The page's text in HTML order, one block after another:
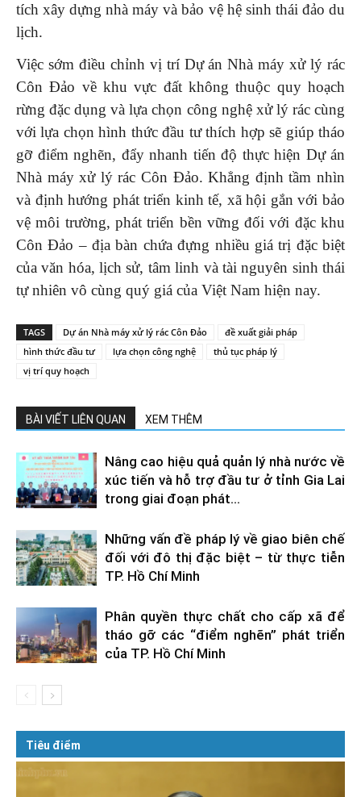
tích xây dựng nhà máy và bảo vệ hệ sinh thái đảo du
lịch.
Việc sớm điều chỉnh vị trí Dự án Nhà máy xử lý rác
Côn Đảo về khu vực đất không thuộc quy hoạch
rừng đặc dụng và lựa chọn công nghệ xử lý rác cùng
với lựa chọn hình thức đầu tư thích hợp sẽ giúp tháo
gỡ điểm nghẽn, đẩy nhanh tiến độ thực hiện Dự án
Nhà máy xử lý rác Côn Đảo. Khẳng định tầm nhìn
và định hướng phát triển kinh tế, xã hội gắn với bảo
vệ môi trường, phát triển bền vững đối với đặc khu
Côn Đảo – địa bàn chứa đựng nhiều giá trị đặc biệt
của văn hóa, lịch sử, tâm linh và tài nguyên sinh thái
tự nhiên vô cùng quý giá của Việt Nam hiện nay.
TAGS Dự án Nhà máy xử lý rác Côn Đảo
đề xuất giải pháp
hình thức đầu tư
lựa chọn công nghệ
thủ tục pháp lý
vị trí quy hoạch
BÀI VIẾT LIÊN QUAN XEM THÊM
Nâng cao hiệu quả quản lý nhà nước về
xúc tiến và hỗ trợ đầu tư ở tỉnh Gia Lai
trong giai đoạn phát...
Những vấn đề pháp lý về giao biên chế
đối với đô thị đặc biệt – từ thực tiễn
TP. Hồ Chí Minh
Phân quyền thực chất cho cấp xã để
tháo gỡ các “điểm nghẽn” phát triển
của TP. Hồ Chí Minh
Tiêu điểm